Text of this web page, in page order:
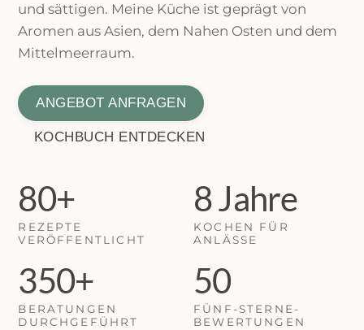
und sättigen. Meine Küche ist geprägt von
Aromen aus Asien, dem Nahen Osten und dem
Mittelmeerraum.
ANGEBOT ANFRAGEN
KOCHBUCH ENTDECKEN
80+
REZEPTE
VERÖFFENTLICHT
8 Jahre
KOCHEN FÜR
ANLÄSSE
350+
BERATUNGEN
DURCHGEFÜHRT
50
FÜNF-STERNE-
BEWERTUNGEN